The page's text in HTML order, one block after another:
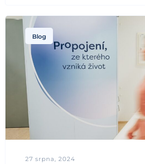
Blog
27 srpna, 2024